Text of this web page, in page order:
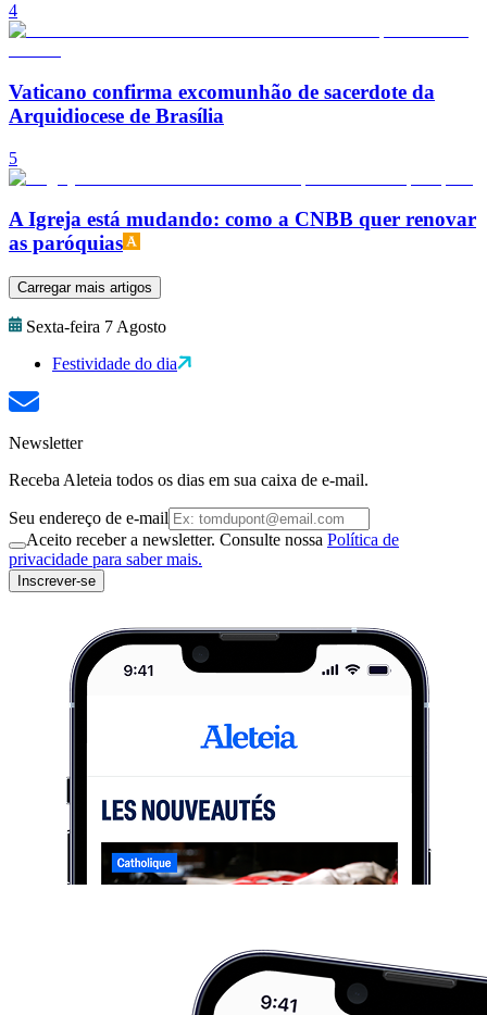
4
Vaticano confirma excomunhão de sacerdote da
Arquidiocese de Brasília
5
A Igreja está mudando: como a CNBB quer renovar
as paróquias
Carregar mais artigos
Sexta-feira 7 Agosto
Festividade do dia
Newsletter
Receba Aleteia todos os dias em sua caixa de e-mail.
Seu endereço de e-mail
Aceito receber a newsletter. Consulte nossa Política de
privacidade para saber mais.
Inscrever-se